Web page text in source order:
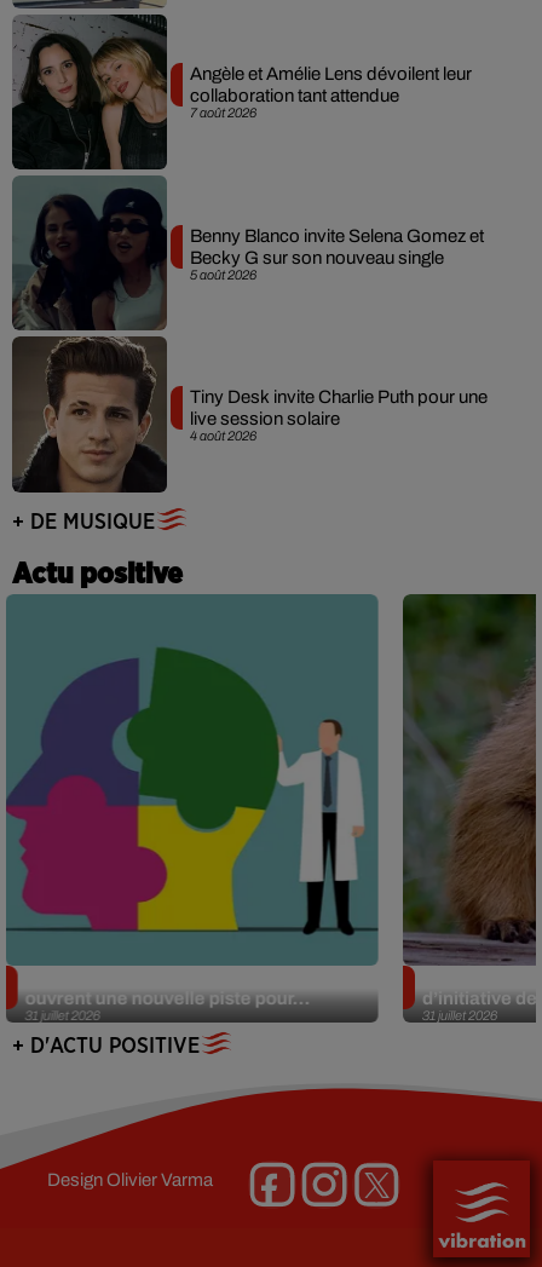
7 août 2026
Angèle et Amélie Lens dévoilent leur
collaboration tant attendue
5 août 2026
Benny Blanco invite Selena Gomez et
Becky G sur son nouveau single
4 août 2026
Tiny Desk invite Charlie Puth pour une
live session solaire
+ DE MUSIQUE
Actu positive
31 juillet 2026
ouvrent une nouvelle piste pour...
31 juillet 2026
d’initiative
+ D'ACTU POSITIVE
DesignOlivier Varma